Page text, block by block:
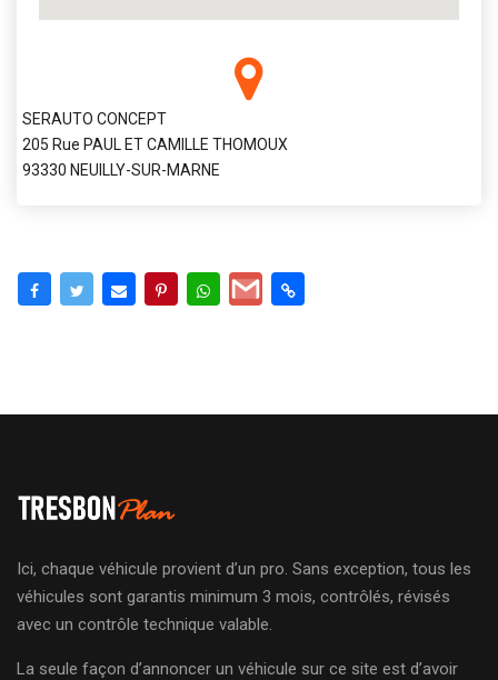
SERAUTO CONCEPT
205 Rue PAUL ET CAMILLE THOMOUX
93330 NEUILLY-SUR-MARNE
Ici, chaque véhicule provient d’un pro. Sans exception, tous les
véhicules sont garantis minimum 3 mois, contrôlés, révisés
avec un contrôle technique valable.
La seule façon d’annoncer un véhicule sur ce site est d’avoir